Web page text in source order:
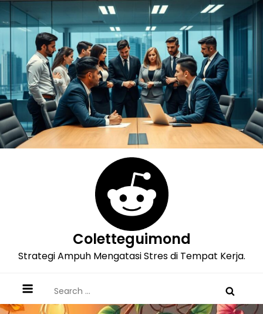
Skip
to
Coletteguimond
Strategi Ampuh Mengatasi Stres di Tempat Kerja.
for: